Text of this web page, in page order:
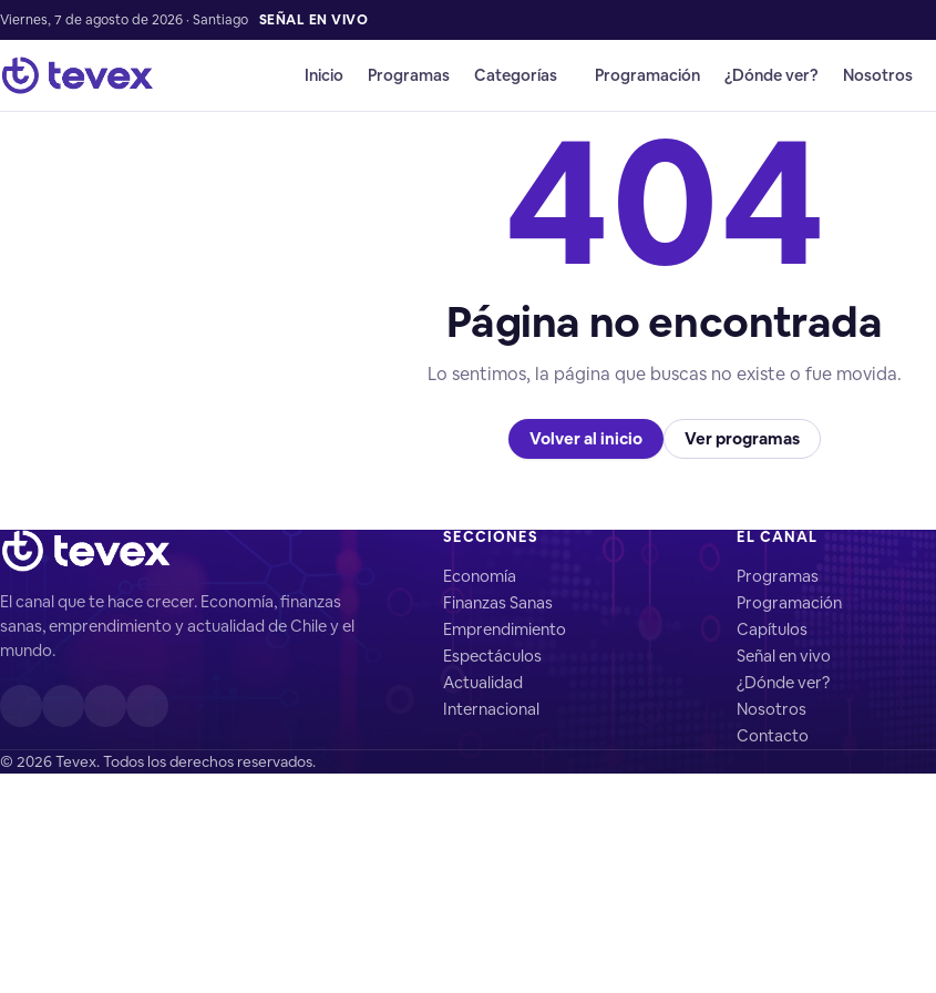
Viernes, 7 de agosto de 2026 · Santiago SEÑAL EN VIVO
Inicio Programas Categorías Programación ¿Dónde ver? Nosotros
404
Página no encontrada
Lo sentimos, la página que buscas no existe o fue movida.
Volver al inicio Ver programas
El canal que te hace crecer. Economía, finanzas
sanas, emprendimiento y actualidad de Chile y el
mundo.
SECCIONES
Economía
Finanzas Sanas
Emprendimiento
Espectáculos
Actualidad
Internacional
EL CANAL
Programas
Programación
Capítulos
Señal en vivo
¿Dónde ver?
Nosotros
Contacto
© 2026 Tevex. Todos los derechos reservados.